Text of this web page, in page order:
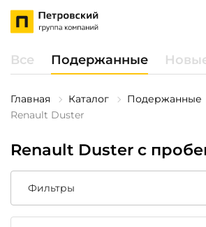
Все Подержанные
Главная Каталог Подержанные
Renault Duster
Renault Duster с
Фильтры